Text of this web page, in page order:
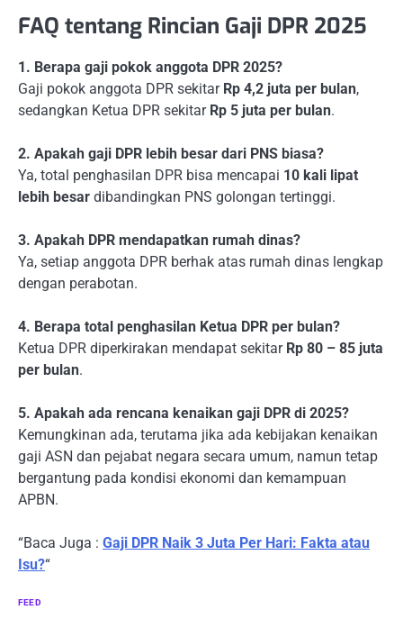
FAQ tentang Rincian Gaji DPR 2025
1. Berapa gaji pokok anggota DPR 2025?
Gaji pokok anggota DPR sekitar Rp 4,2 juta per bulan,
sedangkan Ketua DPR sekitar Rp 5 juta per bulan.
2. Apakah gaji DPR lebih besar dari PNS biasa?
Ya, total penghasilan DPR bisa mencapai 10 kali lipat
lebih besar dibandingkan PNS golongan tertinggi.
3. Apakah DPR mendapatkan rumah dinas?
Ya, setiap anggota DPR berhak atas rumah dinas lengkap
dengan perabotan.
4. Berapa total penghasilan Ketua DPR per bulan?
Ketua DPR diperkirakan mendapat sekitar Rp 80 – 85 juta
per bulan.
5. Apakah ada rencana kenaikan gaji DPR di 2025?
Kemungkinan ada, terutama jika ada kebijakan kenaikan
gaji ASN dan pejabat negara secara umum, namun tetap
bergantung pada kondisi ekonomi dan kemampuan
APBN.
“Baca Juga : Gaji DPR Naik 3 Juta Per Hari: Fakta atau
Isu?“
FEED